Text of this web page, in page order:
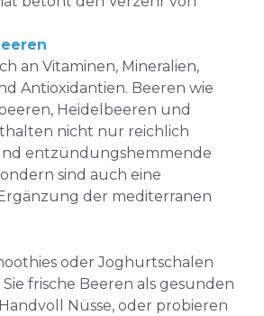
an Vitaminen, Mineralien,
Antioxidantien. Beeren wie
Heidelbeeren und
nicht nur reichlich
entzündungshemmende
sind auch eine
der mediterranen
oder Joghurtschalen
frische Beeren als gesunden
Nüsse, oder probieren